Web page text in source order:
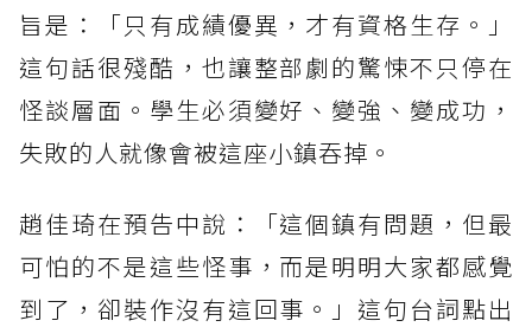
旨是：「只有成績優異，才有資格生存。」
這句話很殘酷，也讓整部劇的驚悚不只停在
怪談層面。學生必須變好、變強、變成功，
失敗的人就像會被這座小鎮吞掉。
趙佳琦在預告中說：「這個鎮有問題，但最
可怕的不是這些怪事，而是明明大家都感覺
到了，卻裝作沒有這回事。」這句台詞點出